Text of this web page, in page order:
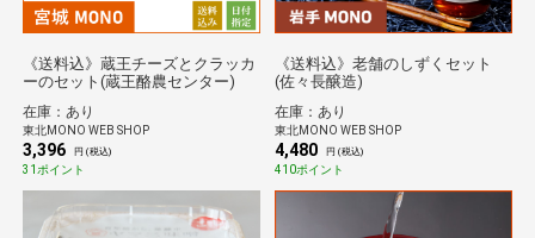
《送料込》蔵王チーズとクラッカ
ーのセット(蔵王酪農センター)
在庫：あり
東北MONO WEB SHOP
3,396 円 (税込)
31ポイント
《送料込》老舗のしずくセット
(佐々長醸造)
在庫：あり
東北MONO WEB SHOP
4,480 円 (税込)
410ポイント